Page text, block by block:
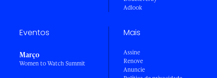
Adlook
Eventos
Março
Women to Watch Summit
Mais
Assine
Renove
Anuncie